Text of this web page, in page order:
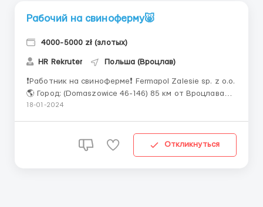
Рабочий на свиноферму🐷
4000-5000 zł (злотых)
HR Rekruter Польша (Вроцлав)
❗️Работник на свиноферме❗️ Fermapol Zalesie sp. z o.o.
🌎 Город: (Domaszowice 46-146) 85 км от Вроцлава
💁🏻‍♂️💁‍♀️Пол - мужчины и женщины, возраст 20-55 лет
не обязателен 🙅🏻‍♀️ ...
18-01-2024
Откликнуться